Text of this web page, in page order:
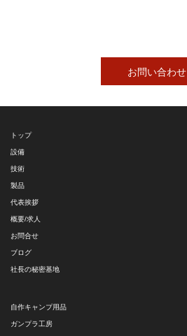
お問い合わせ
トップ
設備
技術
製品
代表挨拶
概要/求人
お問合せ
ブログ
社長の秘密基地
自作キャンプ用品
ガンプラ工房